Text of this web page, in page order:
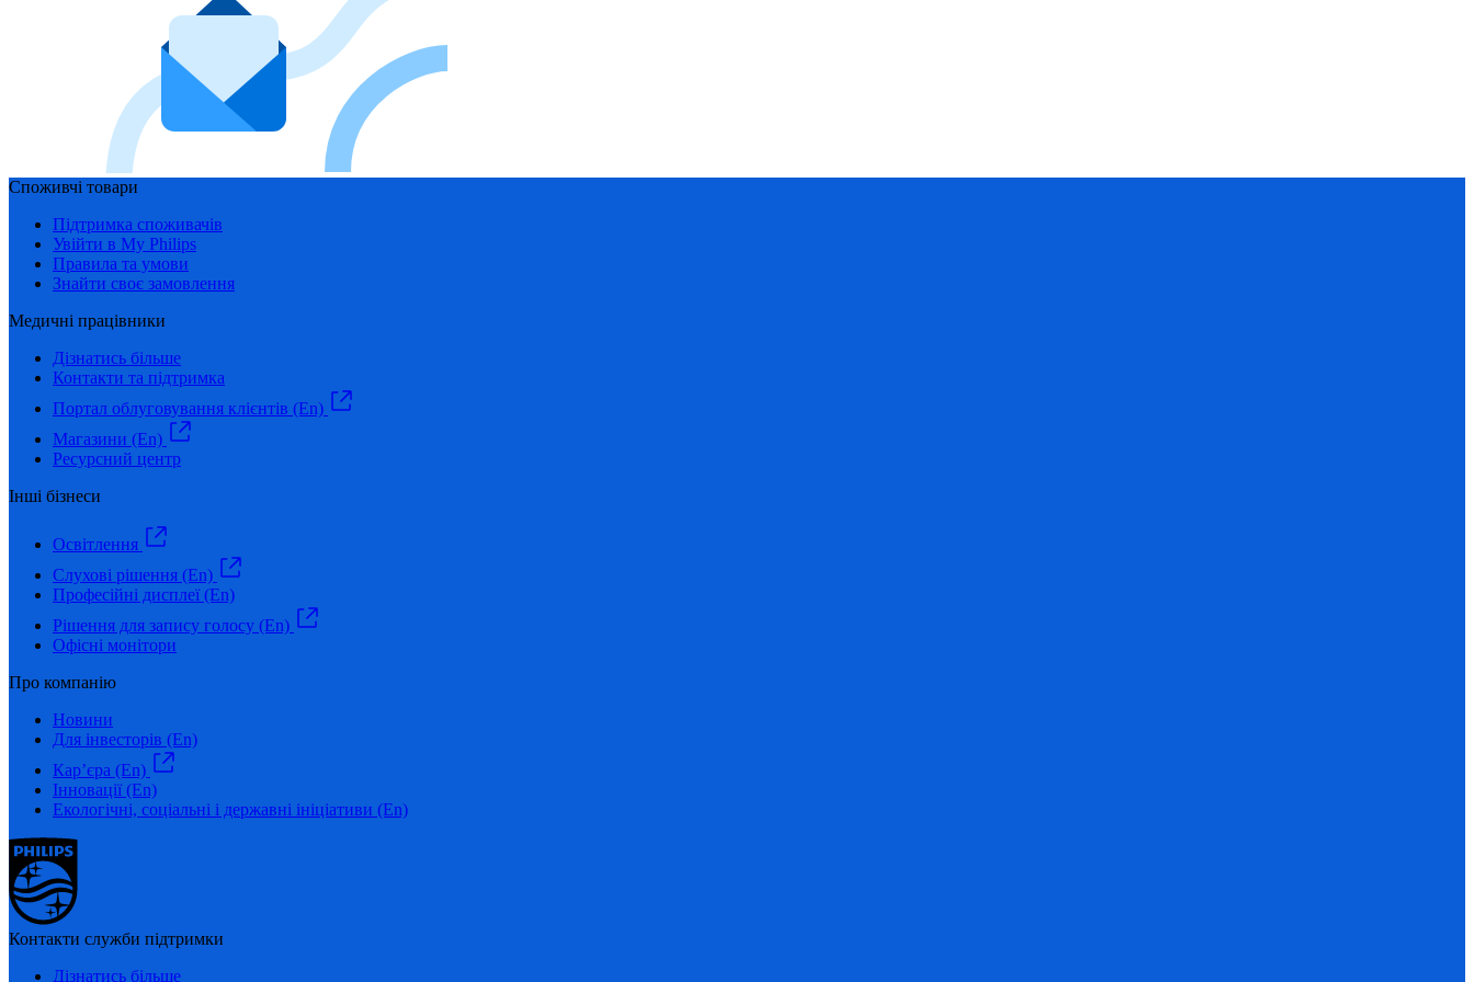
Споживчі товари
Підтримка споживачів
Увійти в My Philips
Правила та умови
Знайти своє замовлення
Медичні працівники
Дізнатись більше
Контакти та підтримка
Портал облуговування клієнтів (En)
Магазини (En)
Ресурсний центр
Інші бізнеси
Освітлення
Слухові рішення (En)
Професійні дисплеї (En)
Рішення для запису голосу (En)
Офісні монітори
Про компанію
Новини
Для інвесторів (En)
Кар’єра (En)
Інновації (En)
Екологічні, соціальні і державні ініціативи (En)
Контакти служби підтримки
Дізнатись більше